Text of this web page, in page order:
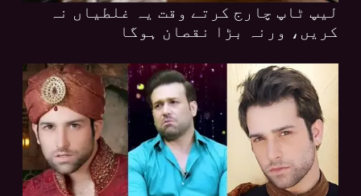
لیپ ٹاپ چارج کرتے وقت یہ غلطیاں نہ
کریں، ورنہ بڑا نقصان ہوگا